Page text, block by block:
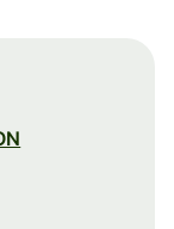
RON ל-USD